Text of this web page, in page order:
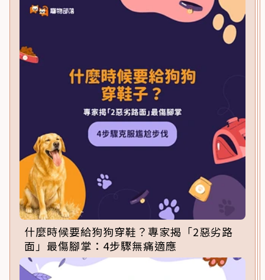
什麼時候要給狗狗穿鞋？專家揭「2惡劣路
面」最傷腳掌：4步驟無痛適應